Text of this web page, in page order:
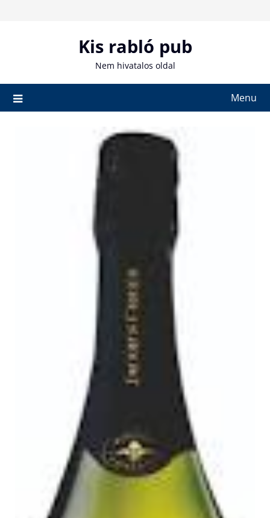
Kis rabló pub
Nem hivatalos oldal
Menu